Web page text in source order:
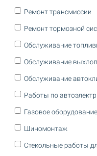
Ремонт трансмиссии
Ремонт тормозной
Обслуживание
Обслуживание
Обслуживание
Работы по
Газовое
Шиномонтаж
Стекольные работы